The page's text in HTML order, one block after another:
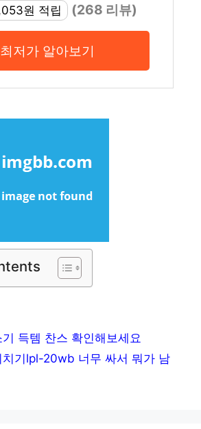
원 적립
(268 리뷰)
최저가 알아보기
득템 찬스 확인해보세요
치기lpl-20wb 너무 싸서 뭐가 남